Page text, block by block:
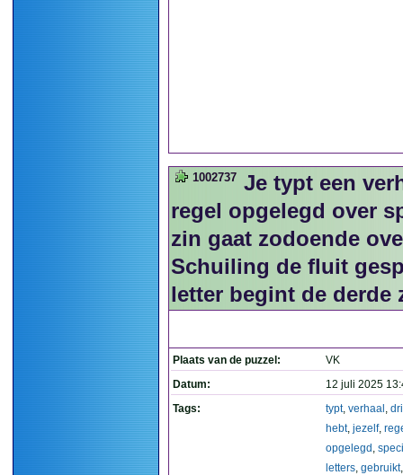
1002737 Je typt een
regel opgelegd over
zin gaat zodoende
Schuiling de fluit
letter begint de derde
Plaats van de puzzel:
VK
Datum:
12 juli 2025
Tags:
typt, verhaal ,
hebt, jezelf,
opgelegd ,
letters, gebruikt